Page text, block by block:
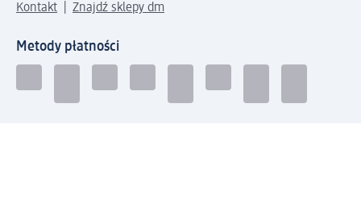
Kontakt
Znajdź sklepy dm
Metody płatności